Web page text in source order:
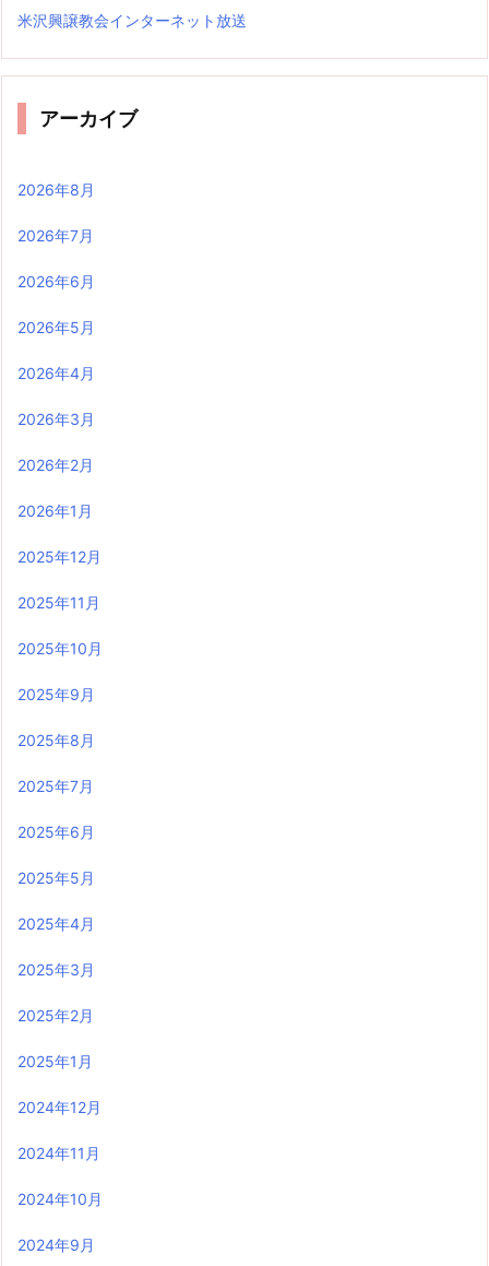
米沢興譲教会インターネット放送
アーカイブ
2026年8月
2026年7月
2026年6月
2026年5月
2026年4月
2026年3月
2026年2月
2026年1月
2025年12月
2025年11月
2025年10月
2025年9月
2025年8月
2025年7月
2025年6月
2025年5月
2025年4月
2025年3月
2025年2月
2025年1月
2024年12月
2024年11月
2024年10月
2024年9月